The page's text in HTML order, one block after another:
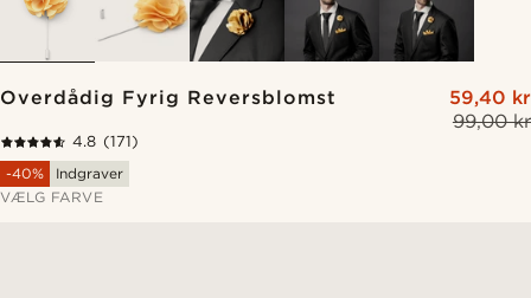
Overdådig Fyrig Reversblomst
99,00 kr
59,40 kr
4.8 (171)
-40%
Indgraver
VÆLG FARVE